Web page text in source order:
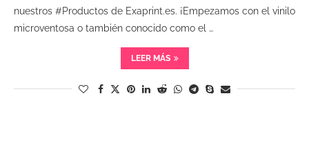
nuestros #Productos de Exaprint.es. ¡Empezamos con el vinilo
microventosa o también conocido como el …
LEER MÁS